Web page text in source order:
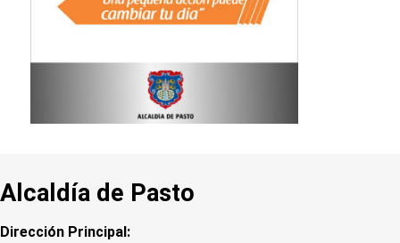
Alcaldía de Pasto
Dirección Principal: